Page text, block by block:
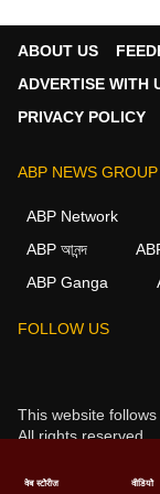
ABOUT US
ADVERTISE WITH
PRIVACY POLICY
ABP NEWS
ABP Network
ABP আনন্দ
ABP Ganga
FOLLOW US
This website
All rights reserved.
वेब स्टोरीज वीडियो